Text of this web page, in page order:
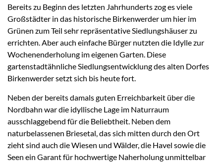
Bereits zu Beginn des letzten Jahrhunderts zog es viele
Großstädter in das historische Birkenwerder um hier im
Grünen zum Teil sehr repräsentative Siedlungshäuser zu
errichten. Aber auch einfache Bürger nutzten die Idylle zur
Wochenenderholung im eigenen Garten. Diese
gartenstadtähnliche Siedlungsentwicklung des alten Dorfes
Birkenwerder setzt sich bis heute fort.
Neben der bereits damals guten Erreichbarkeit über die
Nordbahn war die idyllische Lage im Naturraum
ausschlaggebend für die Beliebtheit. Neben dem
naturbelassenen Briesetal, das sich mitten durch den Ort
zieht sind auch die Wiesen und Wälder, die Havel sowie die
Seen ein Garant für hochwertige Naherholung unmittelbar